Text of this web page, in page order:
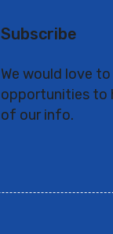
Subscribe
We would love
opportunities to
of our info.